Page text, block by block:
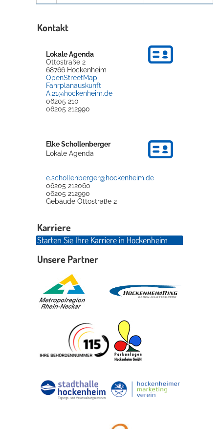
Kontakt
Lokale Agenda
Ottostraße 2
68766 Hockenheim
OpenStreetMap
Fahrplanauskunft
A.21@hockenheim.de
06205 210
06205 212990
ElkeSchollenberger
Lokale Agenda
e.schollenberger@hockenheim.de
06205 212060
06205 212990
Gebäude Ottostraße 2
Karriere
Starten Sie Ihre Karriere in Hockenheim
Unsere Partner